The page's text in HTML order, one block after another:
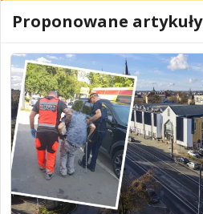
Proponowane artykuły